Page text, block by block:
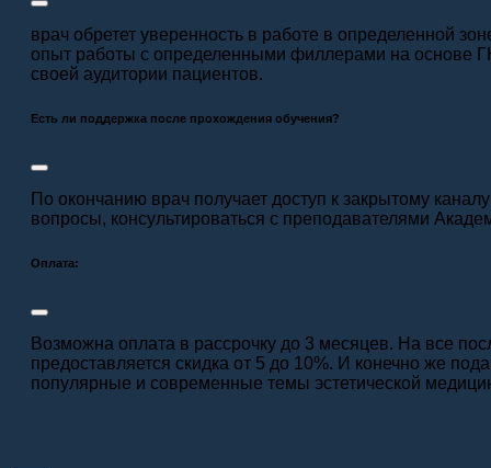
врач обретет уверенность в работе в определенной
опыт работы с определенными филлерами на основе
своей аудитории пациентов.
Есть ли поддержка после прохождения обучения?
По окончанию врач получает доступ к закрытому
вопросы, консультироваться с преподавателями
Оплата:
Возможна оплата в рассрочку до 3 месяцев. На все
предоставляется скидка от 5 до 10%. И конечно же
популярные и современные темы эстетической